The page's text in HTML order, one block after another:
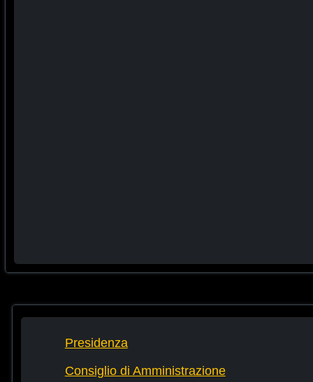
Presidenza
Consiglio di Amministrazione